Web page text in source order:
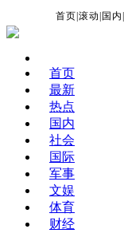
首页 |滚动 国内
首页
最新
热点
国内
社会
国际
军事
文娱
体育
财经